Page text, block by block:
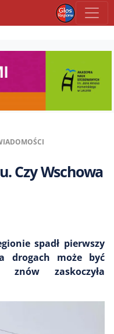
Czy Wschowa
spadł pierwszy
drogach może być
znów zaskoczyła